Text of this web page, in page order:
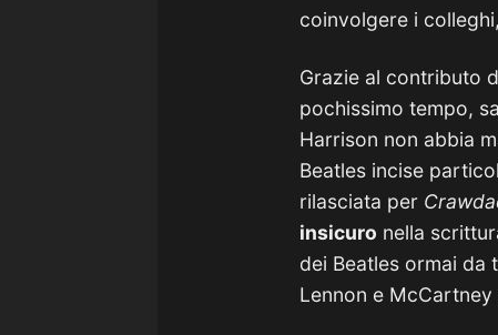
coinvolgere i
Grazie al contributo
pochissimo tempo,
Harrison non abbia
Beatles incise
rilasciata per
insicuro nella
dei Beatles ormai da
Lennon e